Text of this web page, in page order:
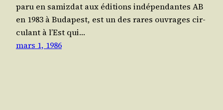
paru en samiz­dat aux édi­tions indé­pen­dantes AB
en 1983 à Buda­pest, est un des rares ouvrages cir­
cu­lant à l’Est qui…
mars 1, 1986